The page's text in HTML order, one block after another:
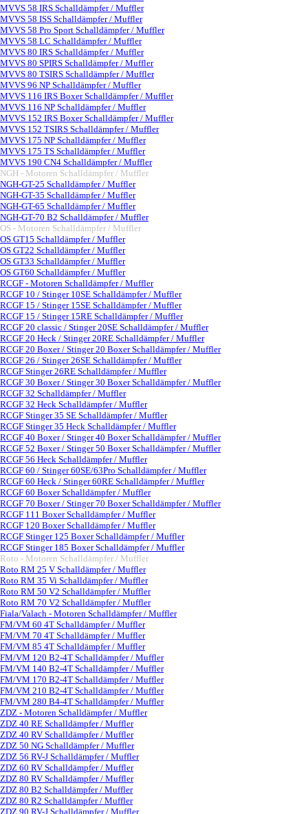
MVVS 58 IRS Schalldämpfer / Muffler
MVVS 58 ISS Schalldämpfer / Muffler
MVVS 58 Pro Sport Schalldämpfer / Muffler
MVVS 58 LC Schalldämpfer / Muffler
MVVS 80 IRS Schalldämpfer / Muffler
MVVS 80 SPIRS Schalldämpfer / Muffler
MVVS 80 TSIRS Schalldämpfer / Muffler
MVVS 96 NP Schalldämpfer / Muffler
MVVS 116 IRS Boxer Schalldämpfer / Muffler
MVVS 116 NP Schalldämpfer / Muffler
MVVS 152 IRS Boxer Schalldämpfer / Muffler
MVVS 152 TSIRS Schalldämpfer / Muffler
MVVS 175 NP Schalldämpfer / Muffler
MVVS 175 TS Schalldämpfer / Muffler
MVVS 190 CN4 Schalldämpfer / Muffler
NGH - Motoren Schalldämpfer / Muffler
NGH-GT-25 Schalldämpfer / Muffler
NGH-GT-35 Schalldämpfer / Muffler
NGH-GT-65 Schalldämpfer / Muffler
NGH-GT-70 B2 Schalldämpfer / Muffler
OS - Motoren Schalldämpfer / Muffler
OS GT15 Schalldämpfer / Muffler
OS GT22 Schalldämpfer / Muffler
OS GT33 Schalldämpfer / Muffler
OS GT60 Schalldämpfer / Muffler
RCGF - Motoren Schalldämpfer / Muffler▼
RCGF 10 / Stinger 10SE Schalldämpfer / Muffler
RCGF 15 / Stinger 15SE Schalldämpfer / Muffler
RCGF 15 / Stinger 15RE Schalldämpfer / Muffler
RCGF 20 classic / Stinger 20SE Schalldämpfer / Muffler
RCGF 20 Heck / Stinger 20RE Schalldämpfer / Muffler
RCGF 20 Boxer / Stinger 20 Boxer Schalldämpfer / Muffler
RCGF 26 / Stinger 26SE Schalldämpfer / Muffler
RCGF Stinger 26RE Schalldämpfer / Muffler
RCGF 30 Boxer / Stinger 30 Boxer Schalldämpfer / Muffler
RCGF 32 Schalldämpfer / Muffler
RCGF 32 Heck Schalldämpfer / Muffler
RCGF Stinger 35 SE Schalldämpfer / Muffler
RCGF Stinger 35 Heck Schalldämpfer / Muffler
RCGF 40 Boxer / Stinger 40 Boxer Schalldämpfer / Muffler
RCGF 52 Boxer / Stinger 50 Boxer Schalldämpfer / Muffler
RCGF 56 Heck Schalldämpfer / Muffler
RCGF 60 / Stinger 60SE/63Pro Schalldämpfer / Muffler
RCGF 60 Heck / Stinger 60RE Schalldämpfer / Muffler
RCGF 60 Boxer Schalldämpfer / Muffler
RCGF 70 Boxer / Stinger 70 Boxer Schalldämpfer / Muffler
RCGF 111 Boxer Schalldämpfer / Muffler
RCGF 120 Boxer Schalldämpfer / Muffler
RCGF Stinger 125 Boxer Schalldämpfer / Muffler
RCGF Stinger 185 Boxer Schalldämpfer / Muffler
Roto - Motoren Schalldämpfer / Muffler
Roto RM 25 V Schalldämpfer / Muffler
Roto RM 35 Vi Schalldämpfer / Muffler
Roto RM 50 V2 Schalldämpfer / Muffler
Roto RM 70 V2 Schalldämpfer / Muffler
Fiala/Valach - Motoren Schalldämpfer / Muffler▼
FM/VM 60 4T Schalldämpfer / Muffler
FM/VM 70 4T Schalldämpfer / Muffler
FM/VM 85 4T Schalldämpfer / Muffler
FM/VM 120 B2-4T Schalldämpfer / Muffler
FM/VM 140 B2-4T Schalldämpfer / Muffler
FM/VM 170 B2-4T Schalldämpfer / Muffler
FM/VM 210 B2-4T Schalldämpfer / Muffler
FM/VM 280 B4-4T Schalldämpfer / Muffler
ZDZ - Motoren Schalldämpfer / Muffler▼
ZDZ 40 RE Schalldämpfer / Muffler
ZDZ 40 RV Schalldämpfer / Muffler
ZDZ 50 NG Schalldämpfer / Muffler
ZDZ 56 RV-J Schalldämpfer / Muffler
ZDZ 60 RV Schalldämpfer / Muffler
ZDZ 80 RV Schalldämpfer / Muffler
ZDZ 80 B2 Schalldämpfer / Muffler
ZDZ 80 R2 Schalldämpfer / Muffler
ZDZ 90 RV-J Schalldämpfer / Muffler